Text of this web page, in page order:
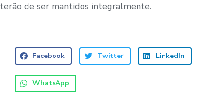
terão de ser mantidos integralmente.
Facebook Twitter LinkedIn
WhatsApp